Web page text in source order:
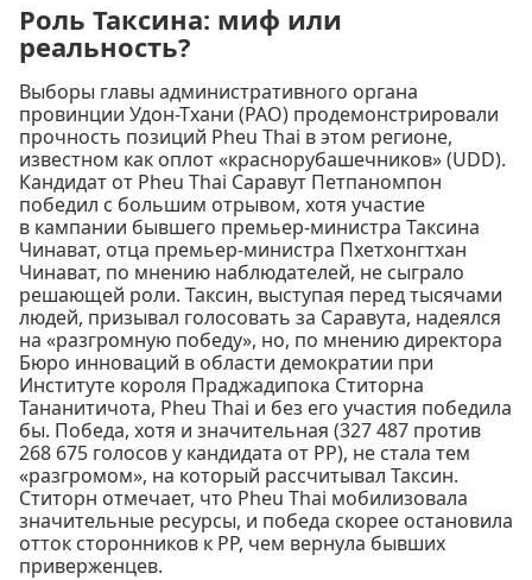
Роль Таксина: миф или
реальность?
Выборы главы административного органа
провинции Удон-Тхани (PAO) продемонстрировали
прочность позиций Pheu Thai в этом регионе,
известном как оплот «краснорубашечников» (UDD).
Кандидат от Pheu Thai Саравут Петпаномпон
победил с большим отрывом, хотя участие
в кампании бывшего премьер-министра Таксина
Чинават, отца премьер-министра Пхетхонгтхан
Чинават, по мнению наблюдателей, не сыграло
решающей роли. Таксин, выступая перед тысячами
людей, призывал голосовать за Саравута, надеялся
на «разгромную победу», но, по мнению директора
Бюро инноваций в области демократии при
Институте короля Праджадипока Ститорна
Тананитичота, Pheu Thai и без его участия победила
бы. Победа, хотя и значительная (327 487 против
268 675 голосов у кандидата от PP), не стала тем
«разгромом», на который рассчитывал Таксин.
Ститорн отмечает, что Pheu Thai мобилизовала
значительные ресурсы, и победа скорее остановила
отток сторонников к PP, чем вернула бывших
приверженцев.